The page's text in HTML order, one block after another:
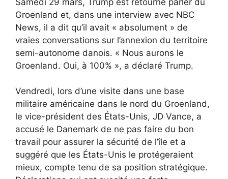
Groenland et, dans une interview avec NBC
News, il a dit qu’il avait « absolument » de
vraies conversations sur l’annexion du territoire
semi-autonome danois. « Nous aurons le
Groenland. Oui, à 100% », a déclaré Trump.
Vendredi, lors d’une visite dans une base
militaire américaine dans le nord du Groenland,
le vice-président des États-Unis, JD Vance, a
accusé le Danemark de ne pas faire du bon
travail pour assurer la sécurité de l’île et a
suggéré que les États-Unis le protégeraient
mieux, compte tenu de sa position stratégique.